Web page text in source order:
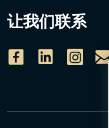
让我们联系